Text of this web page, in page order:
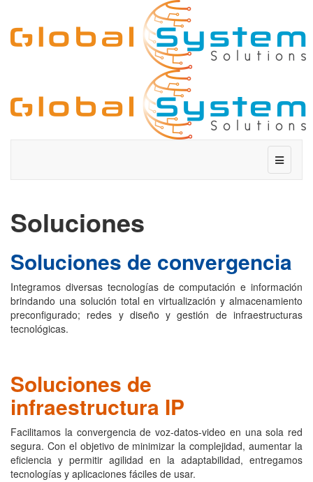
Soluciones
Soluciones de convergencia
Integramos diversas tecnologías de computación e información
brindando una solución total en virtualización y almacenamiento
preconfigurado; redes y diseño y gestión de infraestructuras
tecnológicas.
Soluciones de
infraestructura IP
Facilitamos la convergencia de voz-datos-video en una sola red
segura. Con el objetivo de minimizar la complejidad, aumentar la
eficiencia y permitir agilidad en la adaptabilidad, entregamos
tecnologías y aplicaciones fáciles de usar.